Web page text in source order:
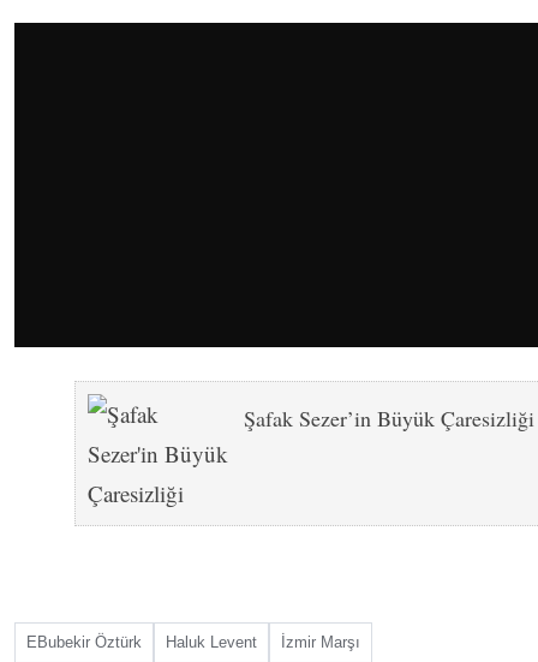
Şafak Sezer’in Büyük Çaresizliği
EBubekir Öztürk Haluk Levent İzmir Marşı